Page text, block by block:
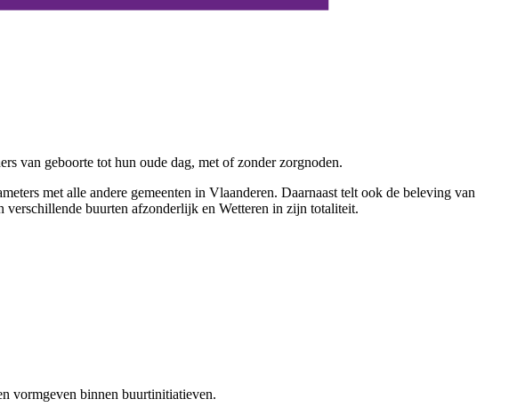
van geboorte tot hun oude dag, met of zonder zorgnoden.
met alle andere gemeenten in Vlaanderen. Daarnaast telt ook de beleving van
buurten afzonderlijk en Wetteren in zijn totaliteit.
vormgeven binnen buurtinitiatieven.